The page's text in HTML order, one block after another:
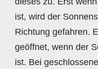
ist, wird der
Richtung gefahren.
geöffnet, wenn der
ist. Bei